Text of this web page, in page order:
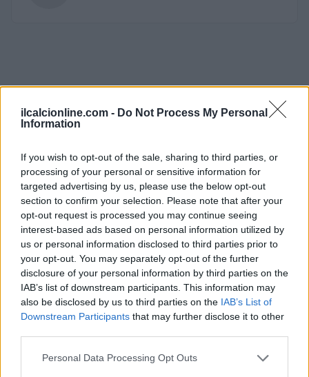
ilcalcionline.com - Do Not Process My Personal
Information
If you wish to opt-out of the sale, sharing to third parties, or
processing of your personal or sensitive information for
targeted advertising by us, please use the below opt-out
section to confirm your selection. Please note that after your
opt-out request is processed you may continue seeing
interest-based ads based on personal information utilized by
us or personal information disclosed to third parties prior to
your opt-out. You may separately opt-out of the further
disclosure of your personal information by third parties on the
IAB’s list of downstream participants. This information may
also be disclosed by us to third parties on the IAB’s List of
Downstream Participants that may further disclose it to other
Please note that this website/app uses one or more Google
Personal Data Processing Opt Outs
Continua a leggere